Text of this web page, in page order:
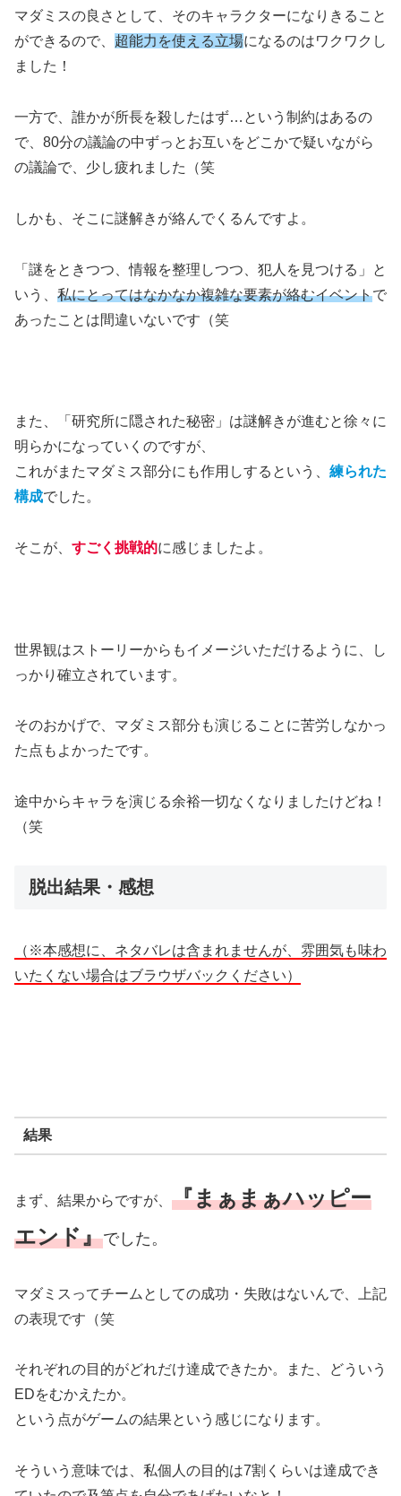
マダミスの良さとして、そのキャラクターになりきること
ができるので、 超能力を使える立場になるのはワクワクし
ました！
一方で、誰かが所長を殺したはず…という制約はあるの
で、80分の議論の中ずっとお互いをどこかで疑いながら
の議論で、少し疲れました（笑
しかも、そこに謎解きが絡んでくるんですよ。
「謎をときつつ、情報を整理しつつ、犯人を見つける」と
いう、 私にとってはなかなか複雑な要素が絡むイベントで
あったことは間違いないです（笑
また、「研究所に隠された秘密」は謎解きが進むと徐々に
明らかになっていくのですが、
これがまたマダミス部分にも作用しするという、 練られた
構成でした。
そこが、 すごく挑戦的に感じましたよ。
世界観はストーリーからもイメージいただけるように、し
っかり確立されています。
そのおかげで、マダミス部分も演じることに苦労しなかっ
た点もよかったです。
途中からキャラを演じる余裕一切なくなりましたけどね！
（笑
脱出結果・感想
（※本感想に、ネタバレは含まれませんが、雰囲気も味わ
いたくない場合はブラウザバックください）
結果
まず、結果からですが、 『まぁまぁハッピー
エンド』でした。
マダミスってチームとしての成功・失敗はないんで、上記
の表現です（笑
それぞれの目的がどれだけ達成できたか。また、どういう
EDをむかえたか。
という点がゲームの結果という感じになります。
そういう意味では、私個人の目的は7割くらいは達成でき